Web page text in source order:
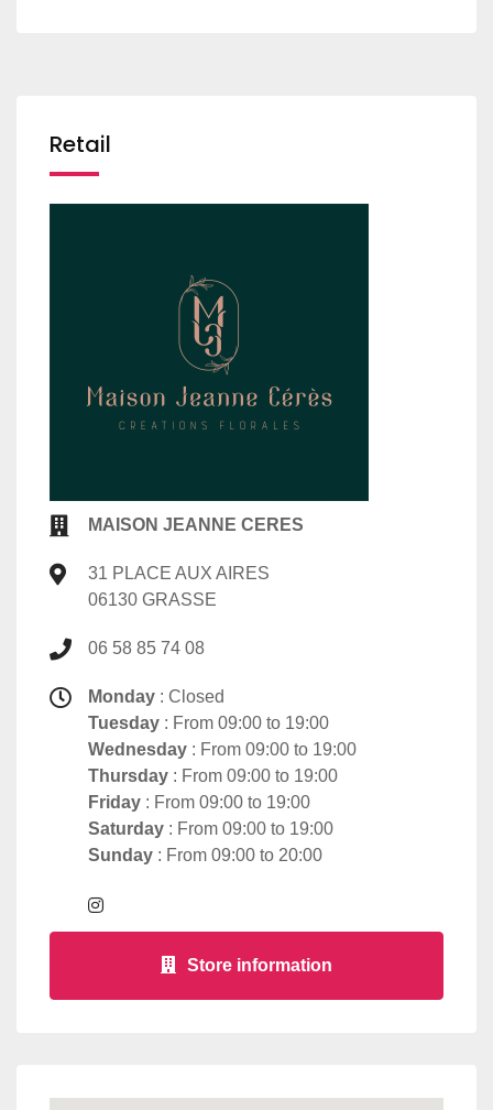
Retail
MAISON JEANNE CERES
31 PLACE AUX AIRES
06130 GRASSE
06 58 85 74 08
Monday : Closed
Tuesday : From 09:00 to 19:00
Wednesday : From 09:00 to 19:00
Thursday : From 09:00 to 19:00
Friday : From 09:00 to 19:00
Saturday : From 09:00 to 19:00
Sunday : From 09:00 to 20:00
Store information